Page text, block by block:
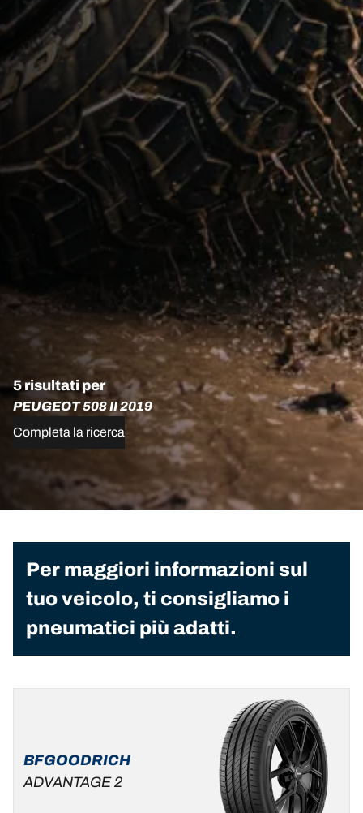
5 risultati per
PEUGEOT 508 II 2019
Completa la ricerca
Per maggiori informazioni sul
tuo veicolo, ti consigliamo i
pneumatici più adatti.
BFGOODRICH
ADVANTAGE 2